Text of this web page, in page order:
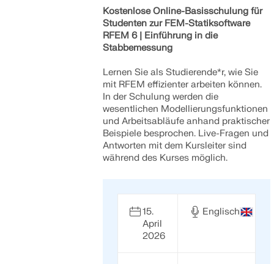
Kostenlose Online-Basisschulung für
Studenten zur FEM-Statiksoftware
RFEM 6 | Einführung in die
Stabbemessung
Lernen Sie als Studierende*r, wie Sie
mit RFEM effizienter arbeiten können.
In der Schulung werden die
wesentlichen Modellierungsfunktionen
und Arbeitsabläufe anhand praktischer
Beispiele besprochen. Live-Fragen und
Antworten mit dem Kursleiter sind
während des Kurses möglich.
15.
April
2026
Englisch